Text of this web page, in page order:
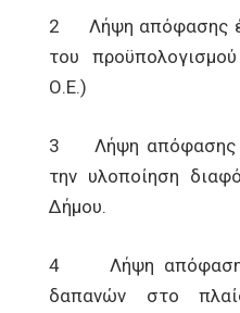
2 Λήψη απόφασης
του
Ο.Ε.)
3 Λήψη απόφασης
την υλοποίηση
Δήμου.
4 Λήψη απόφασης
δαπανών στο